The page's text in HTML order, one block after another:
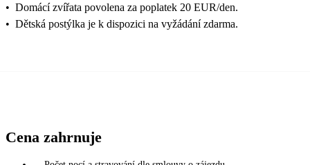
• Domácí zvířata povolena za poplatek 20 EUR/den.
• Dětská postýlka je k dispozici na vyžádání zdarma.
Cena zahrnuje